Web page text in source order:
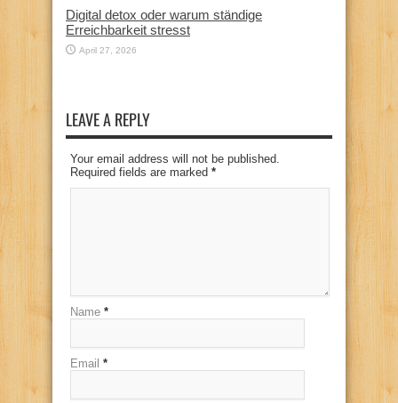
Digital detox oder warum ständige
Erreichbarkeit stresst
April 27, 2026
LEAVE A REPLY
Your email address will not be published.
Required fields are marked *
Name *
Email *